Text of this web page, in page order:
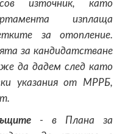
източник, като
изплаща
за отопление.
за кандидатстване
да дадем след като
указания от МРРБ,
- в Плана за